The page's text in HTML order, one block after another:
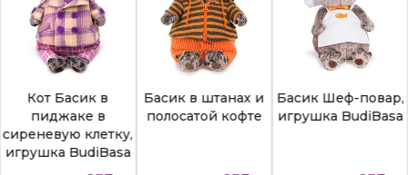
Кот Басик в
пиджаке в
сиреневую клетку,
игрушка BudiBasa
Басик в штанах и
полосатой кофте
Басик Шеф-повар,
игрушка BudiBasa